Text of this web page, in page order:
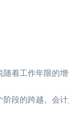
工作年限的增
段的跨越。会